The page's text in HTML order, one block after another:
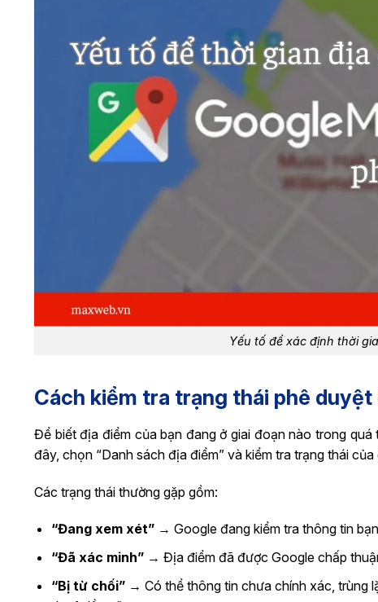
Yếu tố để xác định thời
Cách kiểm tra trạng thái phê
Để biết địa điểm của bạn đang ở giai đoạn nào trong
đây, chọn “Danh sách địa điểm” và kiểm tra trạng thái của
Các trạng thái thường gặp gồm:
“Đang xem xét”→ Google đang kiểm tra thông tin
“Đã xác minh”→ Địa điểm đã được Google chấp
“Bị từ chối”→ Có thể thông tin chưa chính xác, trùng